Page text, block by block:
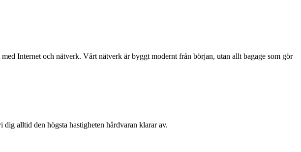
Internet och nätverk. Vårt nätverk är byggt modernt från början, utan allt bagage som gör
alltid den högsta hastigheten hårdvaran klarar av.